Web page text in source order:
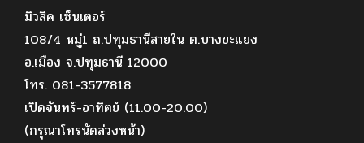
มิวสิค เซ็นเตอร์
108/4 หมู่1 ถ.ปทุมธานีสายใน ต.บางขะแยง
อ.เมือง จ.ปทุมธานี 12000
โทร. 081-3577818
เปิดจันทร์-อาทิตย์ (11.00-20.00)
(กรุณาโทรนัดล่วงหน้า)